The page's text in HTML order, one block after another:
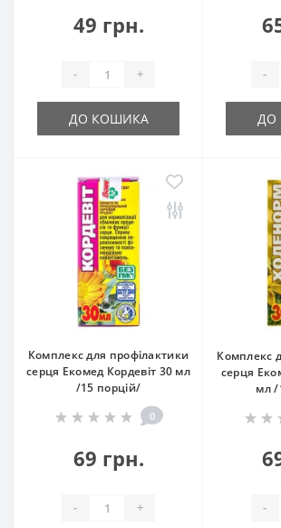
49 грн.
- +
ДО КОШИКА
-
ДО
Комплекс для профілактики
серця Екомед Кордевіт 30 мл
/15 порцій/
0
69 грн.
- +
Комплекс
серця
мл /
-